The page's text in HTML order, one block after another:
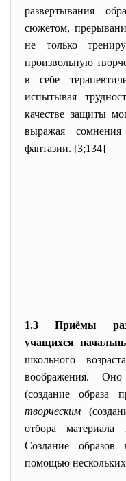
развертывания
сюжетом,
не только
произвольную
в себе
испытывая
качестве защиты
выражая
фантазии. [3;134]
1.3 Приёмы
учащихся
школьного
воображения.
(создание образа
творческим
отбора
Создание образов
помощью